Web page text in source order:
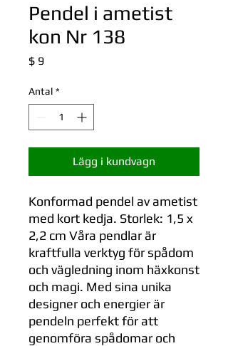
Pendel i ametist
kon Nr 138
$ 9Pris
Antal *
Lägg i kundvagn
Konformad pendel av ametist
med kort kedja. Storlek: 1,5 x
2,2 cm Våra pendlar är
kraftfulla verktyg för spådom
och vägledning inom häxkonst
och magi. Med sina unika
designer och energier är
pendeln perfekt för att
genomföra spådomar och